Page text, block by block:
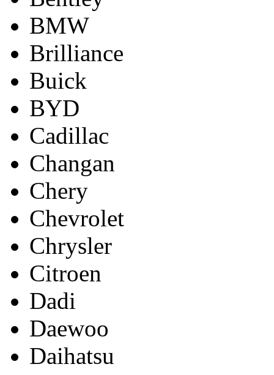
BMW
Brilliance
Buick
BYD
Cadillac
Changan
Chery
Chevrolet
Chrysler
Citroen
Dadi
Daewoo
Daihatsu